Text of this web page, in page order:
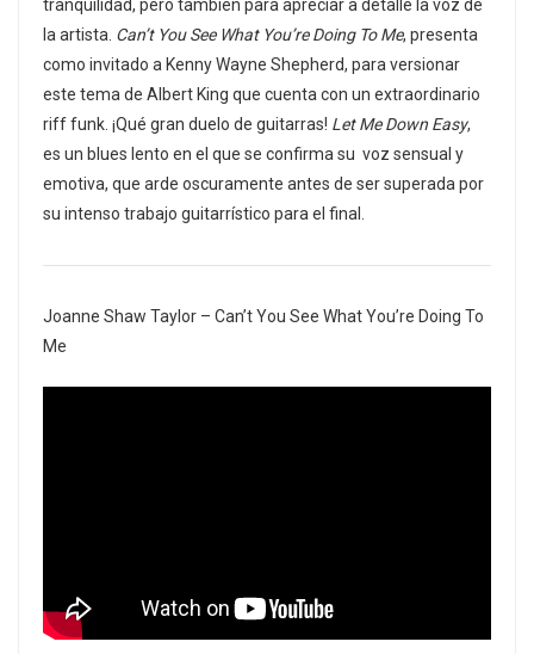
tranquilidad, pero también para apreciar a detalle la voz de
la artista. Can’t You See What You’re Doing To Me, presenta
como invitado a Kenny Wayne Shepherd, para versionar
este tema de Albert King que cuenta con un extraordinario
riff funk. ¡Qué gran duelo de guitarras! Let Me Down Easy,
es un blues lento en el que se confirma su voz sensual y
emotiva, que arde oscuramente antes de ser superada por
su intenso trabajo guitarrístico para el final.
Joanne Shaw Taylor – Can’t You See What You’re Doing To
Me